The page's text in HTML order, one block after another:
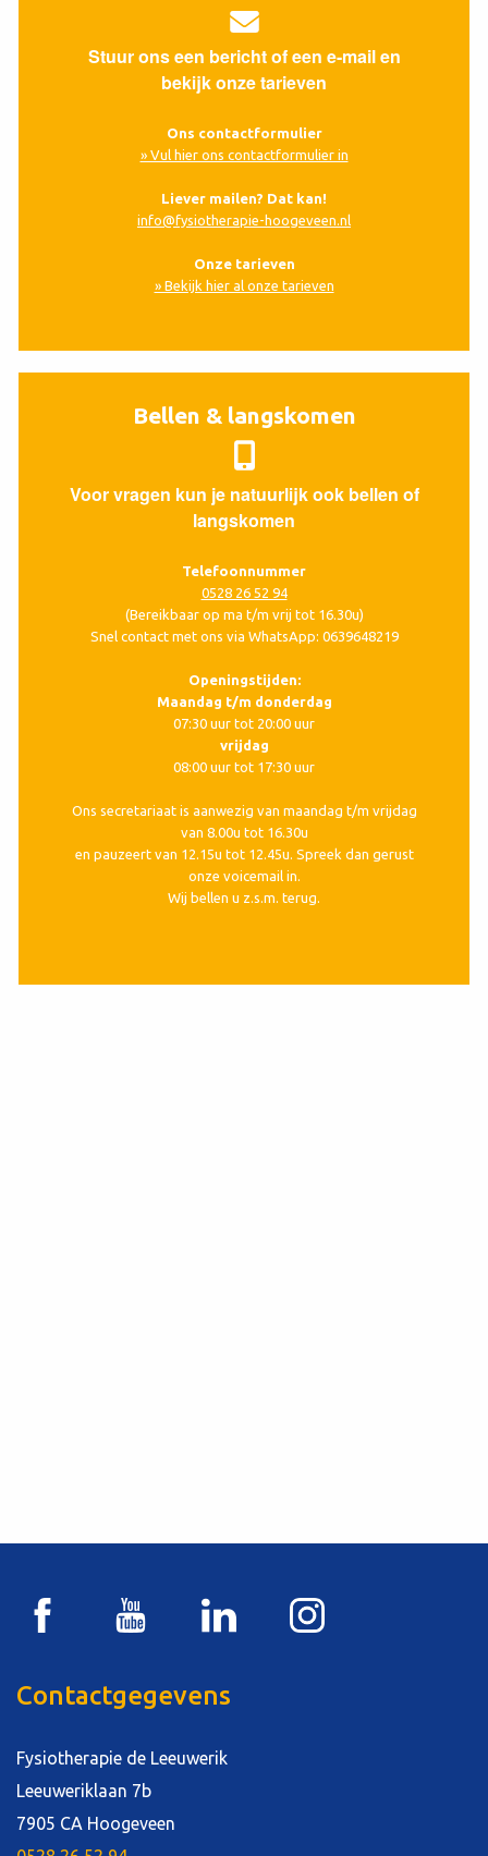
Stuur ons een bericht of een e-mail en
bekijk onze tarieven
Ons contactformulier
» Vul hier ons contactformulier in
Liever mailen? Dat kan!
info@fysiotherapie-hoogeveen.nl
Onze tarieven
» Bekijk hier al onze tarieven
Bellen & langskomen
Voor vragen kun je natuurlijk ook bellen of
langskomen
Telefoonnummer
0528 26 52 94
(Bereikbaar op ma t/m vrij tot 16.30u)
Snel contact met ons via WhatsApp: 0639648219
Openingstijden:
Maandag t/m donderdag
07:30 uur tot 20:00 uur
vrijdag
08:00 uur tot 17:30 uur
Ons secretariaat is aanwezig van maandag t/m vrijdag
van 8.00u tot 16.30u
en pauzeert van 12.15u tot 12.45u. Spreek dan gerust
onze voicemail in.
Wij bellen u z.s.m. terug.
Contactgegevens
Fysiotherapie de Leeuwerik
Leeuweriklaan 7b
7905 CA Hoogeveen